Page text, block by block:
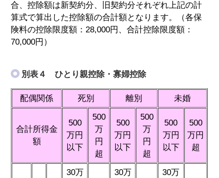
合、控除額は新契約分、旧契約分それぞれ上記の計
算式で算出した控除額の合計額となります。（各保
険料の控除限度額：28,000円、合計控除限度額：
70,000円）
別表４ ひとり親控除・寡婦控除
配偶関係 死別 離別 未婚
合計所得金
額
500
万円
以下
500
万
円
超
500
万円
以下
500
万
円
超
500
万円
以下
500
万円
超
30万
30万
30万